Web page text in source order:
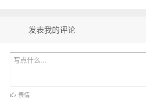
发表我的评论
表情